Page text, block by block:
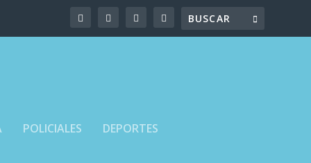
POLICIALES DEPORTES